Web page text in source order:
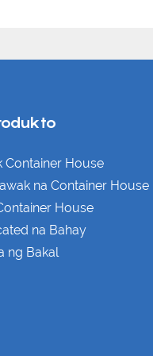
Container House
na Container House
House
na Bahay
ng Bakal